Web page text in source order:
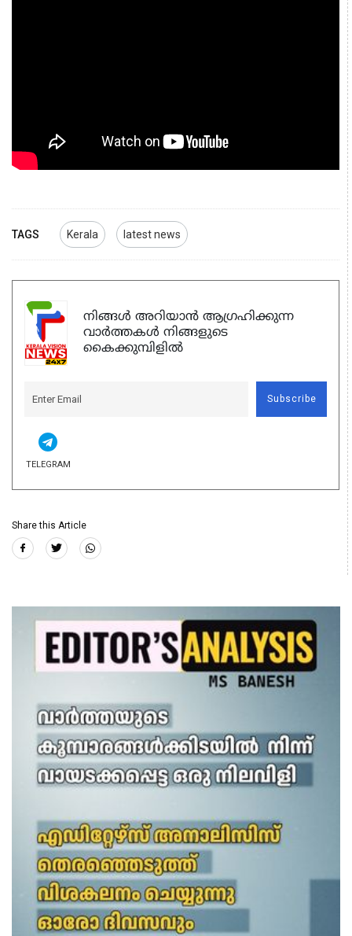
TAGS Kerala latest news
നിങ്ങൾ അറിയാൻ ആഗ്രഹിക്കുന്ന
വാർത്തകൾ നിങ്ങളുടെ
കൈക്കുമ്പിളിൽ
Subscribe
TELEGRAM
Share this Article